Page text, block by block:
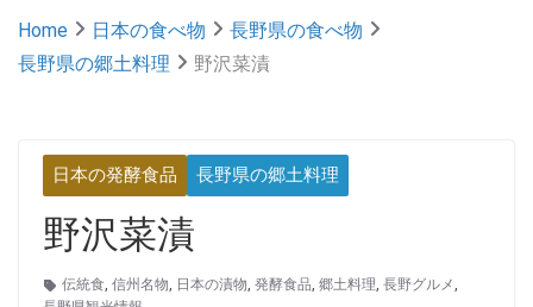
Home 日本の食べ物
長野県の食べ物
長野県の郷土料理
野沢菜漬
日本の発酵食品 長野県の郷土料理
野沢菜漬
伝統食, 信州名物, 日本の漬物, 発酵食品, 郷土料理, 長野グルメ,